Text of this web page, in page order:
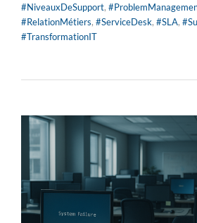
#NiveauxDeSupport,
#RelationMétiers, #ServiceDesk, #SLA,
#TransformationIT